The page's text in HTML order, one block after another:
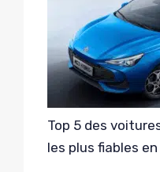
Top 5 des
les plus fiables